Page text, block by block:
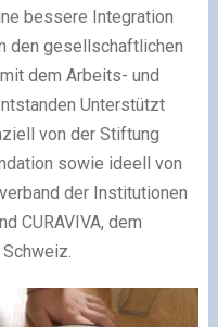
bessere Integration
den gesellschaftlichen
dem Arbeits- und
Unterstützt
von der Stiftung
sowie ideell von
der Institutionen
CURAVIVA, dem